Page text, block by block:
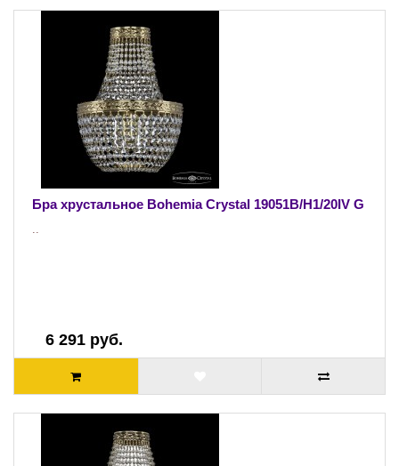
Бра хрустальное Bohemia Crystal 19051B/H1/20IV G
..
6 291 руб.